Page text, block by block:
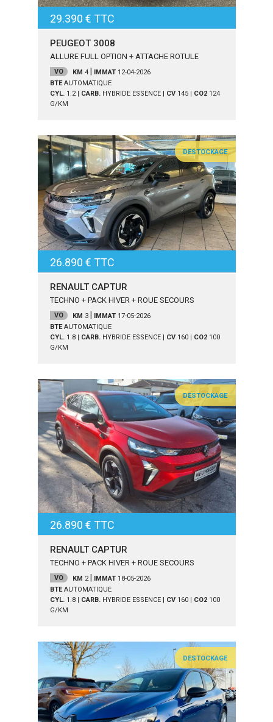
29.390 € TTC
PEUGEOT 3008
ALLURE FULL OPTION + ATTACHE ROTULE
VO KM 4 IMMAT 12-04-2026
BTE AUTOMATIQUE
CYL. 1.2| CARB. HYBRIDE ESSENCE| CV 145| CO2 124
G/KM
DESTOCKAGE
26.890 € TTC
RENAULT CAPTUR
TECHNO + PACK HIVER + ROUE SECOURS
VO KM 3 IMMAT 17-05-2026
BTE AUTOMATIQUE
CYL. 1.8| CARB. HYBRIDE ESSENCE| CV 160| CO2 100
G/KM
DESTOCKAGE
26.890 € TTC
RENAULT CAPTUR
TECHNO + PACK HIVER + ROUE SECOURS
VO KM 2 IMMAT 18-05-2026
BTE AUTOMATIQUE
CYL. 1.8| CARB. HYBRIDE ESSENCE| CV 160| CO2 100
G/KM
DESTOCKAGE